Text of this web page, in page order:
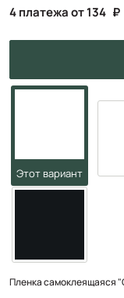
4 платежа от 134
Пленка самоклеящаяся